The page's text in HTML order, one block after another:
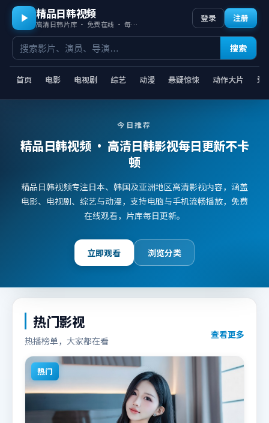
精品日韩视频
高清日韩片库 · 免费在线 · 每日更新
首页 电影 电视剧 综艺 动漫 悬疑惊悚 动作大片 爱
搜索
登录 注册
今日推荐
精品日韩视频· 高清日韩影视每日更新不卡
顿
精品日韩视频专注日本、韩国及亚洲地区高清影视内容，涵盖
电影、电视剧、综艺与动漫，支持电脑与手机流畅播放，免费
在线观看，片库每日更新。
立即观看 浏览分类
热门影视
热播榜单，大家都在看
查看更多
热门